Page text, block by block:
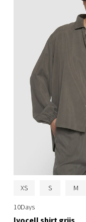
XS S M
10Days
lyocell shirt grijs